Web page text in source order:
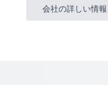
会社の詳しい情